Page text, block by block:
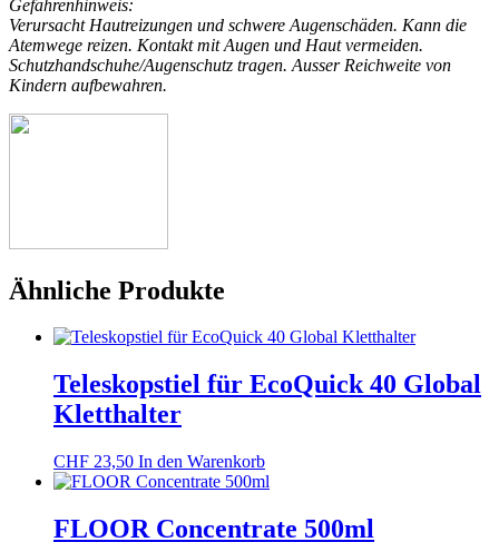
Gefahrenhinweis:
Verursacht Hautreizungen und schwere Augenschäden. Kann die
Atemwege reizen. Kontakt mit Augen und Haut vermeiden.
Schutzhandschuhe/Augenschutz tragen. Ausser Reichweite von
Kindern aufbewahren.
Ähnliche Produkte
Teleskopstiel für EcoQuick 40 Global
Kletthalter
CHF 23,50 In den Warenkorb
FLOOR Concentrate 500ml